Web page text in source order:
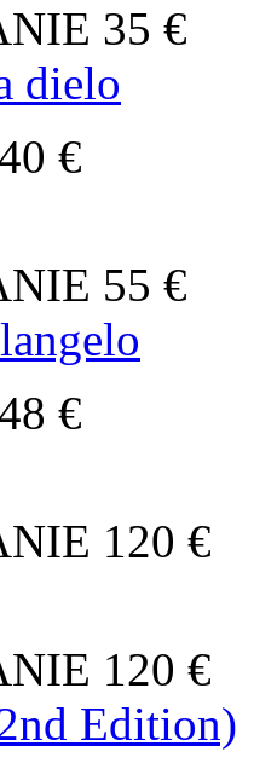
35 €
dielo
€
55 €
€
120 €
120 €
Edition)